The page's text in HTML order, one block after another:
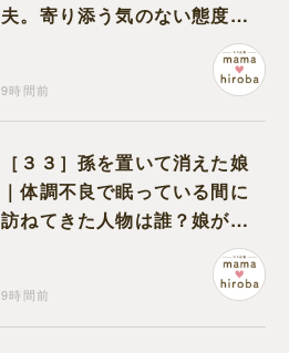
夫。寄り添う気のない態度に
9時間前
［３３］孫を置いて消えた娘
｜体調不良で眠っている間に
訪ねてきた人物は誰？娘が戻
ってきたのかと不安になる
9時間前